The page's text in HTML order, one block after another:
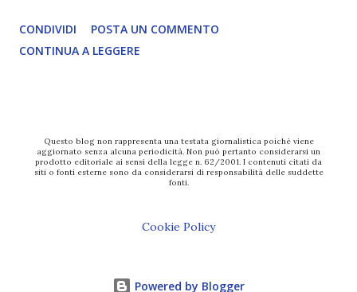
CONDIVIDI
POSTA UN COMMENTO
CONTINUA A LEGGERE
Questo blog non rappresenta una testata giornalistica poiché viene
aggiornato senza alcuna periodicità. Non può pertanto considerarsi un
prodotto editoriale ai sensi della legge n. 62/2001. I contenuti citati da
siti o fonti esterne sono da considerarsi di responsabilità delle suddette
fonti.
Cookie Policy
Powered by Blogger